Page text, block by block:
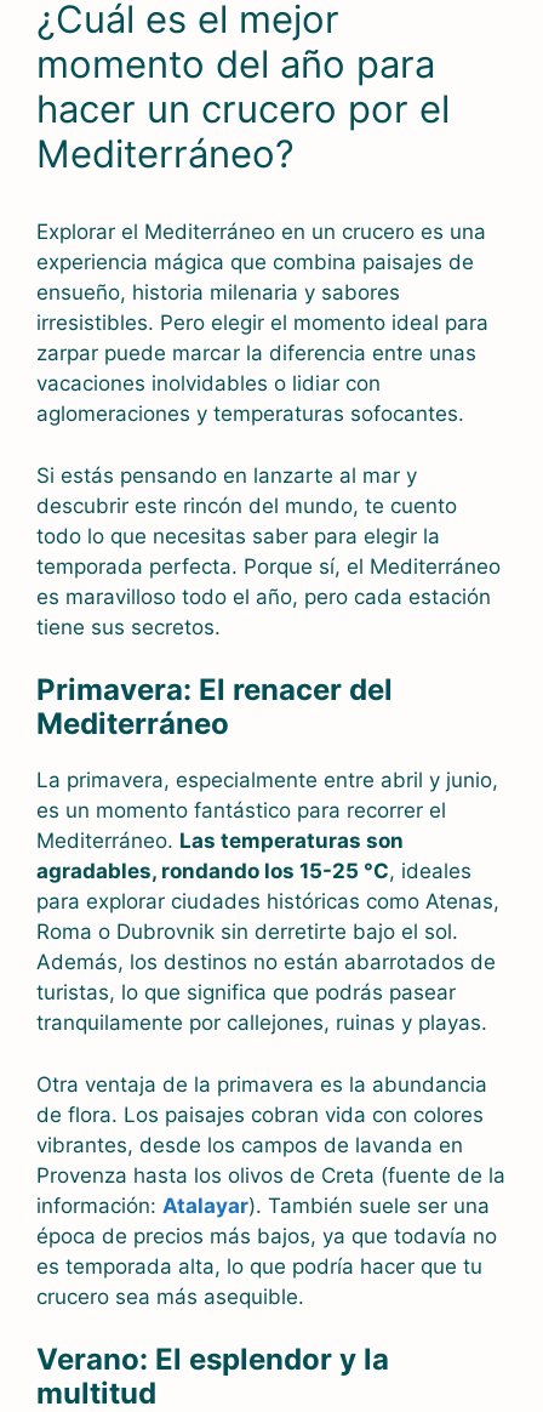
¿Cuál es el mejor
momento del año para
hacer un crucero por el
Mediterráneo?
Explorar el Mediterráneo en un crucero es una
experiencia mágica que combina paisajes de
ensueño, historia milenaria y sabores
irresistibles. Pero elegir el momento ideal para
zarpar puede marcar la diferencia entre unas
vacaciones inolvidables o lidiar con
aglomeraciones y temperaturas sofocantes.
Si estás pensando en lanzarte al mar y
descubrir este rincón del mundo, te cuento
todo lo que necesitas saber para elegir la
temporada perfecta. Porque sí, el Mediterráneo
es maravilloso todo el año, pero cada estación
tiene sus secretos.
Primavera: El renacer del
Mediterráneo
La primavera, especialmente entre abril y junio,
es un momento fantástico para recorrer el
Mediterráneo. Las temperaturas son
agradables, rondando los 15-25 °C, ideales
para explorar ciudades históricas como Atenas,
Roma o Dubrovnik sin derretirte bajo el sol.
Además, los destinos no están abarrotados de
turistas, lo que significa que podrás pasear
tranquilamente por callejones, ruinas y playas.
Otra ventaja de la primavera es la abundancia
de flora. Los paisajes cobran vida con colores
vibrantes, desde los campos de lavanda en
Provenza hasta los olivos de Creta (fuente de la
información: Atalayar). También suele ser una
época de precios más bajos, ya que todavía no
es temporada alta, lo que podría hacer que tu
crucero sea más asequible.
Verano: El esplendor y la
multitud